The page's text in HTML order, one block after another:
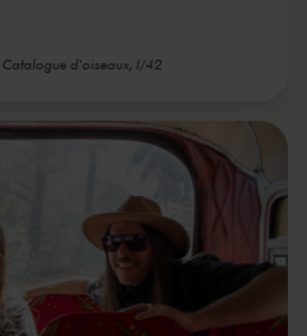
Catalogue d'oiseaux, I/42